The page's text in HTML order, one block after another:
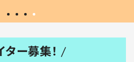
ター募集！